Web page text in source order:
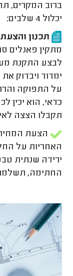
ברוב המקרים,
יכלול 4 שלבים:
תכנון
מתקין פאנלים
לבצע התקנת
ימדוד ויבדוק
על התפוקה
כדאי, הוא יכין
תקבלו הצצה
הצעת
האחריות על
ירידה שנתית
החתימה, תשלמו לרוב